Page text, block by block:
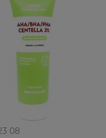
08